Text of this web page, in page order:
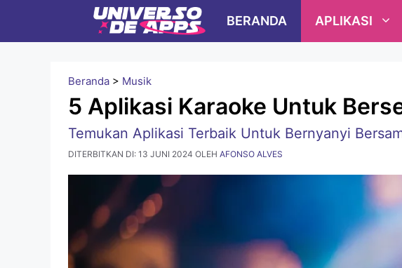
BERANDA APLIKASI
Beranda > Musik
5 Aplikasi Karaoke Untuk
Temukan Aplikasi Terbaik Untuk Bernyanyi
DITERBITKAN DI: 13 JUNI 2024 OLEH AFONSO ALVES